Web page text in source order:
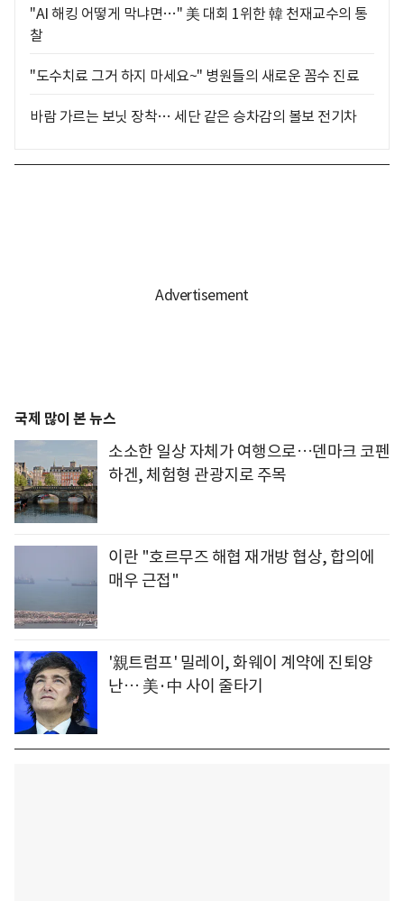
"AI 해킹 어떻게 막냐면…" 美 대회 1위한 韓 천재교수의 통
찰
"도수치료 그거 하지 마세요~" 병원들의 새로운 꼼수 진료
바람 가르는 보닛 장착… 세단 같은 승차감의 볼보 전기차
국제 많이 본 뉴스
소소한 일상 자체가 여행으로…덴마크 코펜
하겐, 체험형 관광지로 주목
이란 "호르무즈 해협 재개방 협상, 합의에
매우 근접"
'親트럼프' 밀레이, 화웨이 계약에 진퇴양
난… 美·中 사이 줄타기